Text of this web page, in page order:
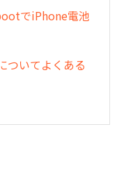
でiPhone電池
ついてよくある